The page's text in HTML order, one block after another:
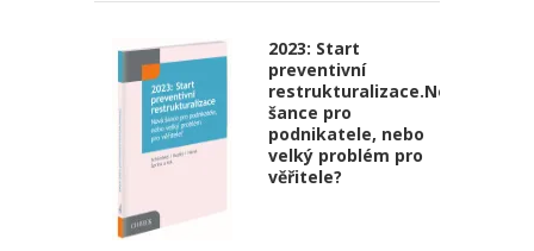
2023: Start
preventivní
restrukturalizace.Nová
šance pro
podnikatele, nebo
velký problém pro
věřitele?